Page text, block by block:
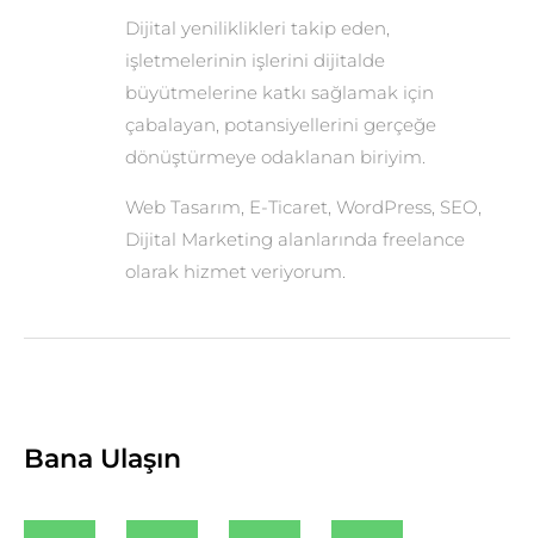
Dijital yeniliklikleri takip eden,
işletmelerinin işlerini dijitalde
büyütmelerine katkı sağlamak için
çabalayan, potansiyellerini gerçeğe
dönüştürmeye odaklanan biriyim.
Web Tasarım, E-Ticaret, WordPress, SEO,
Dijital Marketing alanlarında freelance
olarak hizmet veriyorum.
Bana Ulaşın